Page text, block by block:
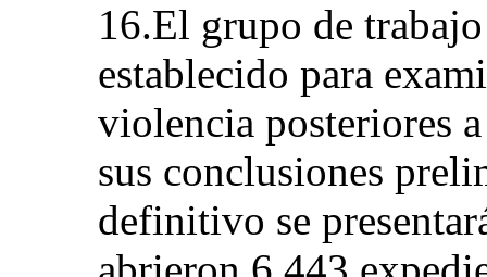
16.El grupo de
establecido para
violencia posteriores
sus conclusiones
definitivo se